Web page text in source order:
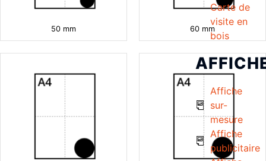
Carte de
visite en
bois
Affiche
sur-
mesure
Affiche
publicitaire
50 mm 60 mm